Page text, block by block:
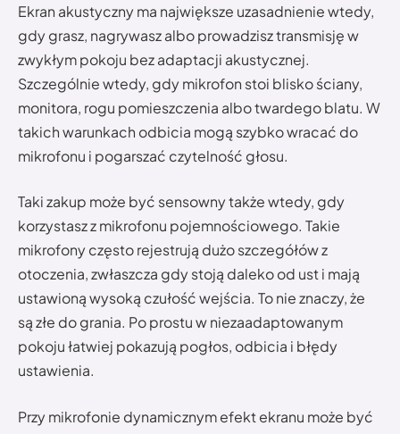
Ekran akustyczny ma największe uzasadnienie wtedy,
gdy grasz, nagrywasz albo prowadzisz transmisję w
zwykłym pokoju bez adaptacji akustycznej.
Szczególnie wtedy, gdy mikrofon stoi blisko ściany,
monitora, rogu pomieszczenia albo twardego blatu. W
takich warunkach odbicia mogą szybko wracać do
mikrofonu i pogarszać czytelność głosu.
Taki zakup może być sensowny także wtedy, gdy
korzystasz z mikrofonu pojemnościowego. Takie
mikrofony często rejestrują dużo szczegółów z
otoczenia, zwłaszcza gdy stoją daleko od ust i mają
ustawioną wysoką czułość wejścia. To nie znaczy, że
są złe do grania. Po prostu w niezaadaptowanym
pokoju łatwiej pokazują pogłos, odbicia i błędy
ustawienia.
Przy mikrofonie dynamicznym efekt ekranu może być